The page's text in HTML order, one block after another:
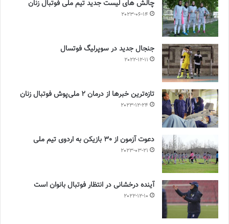
چالش هاى ليست جدید تيم ملى فوتبال زنان
2023-06-14
جنجال جدید در سوپرلیگ فوتسال
2022-12-11
تازه‌ترین خبرها از درمان ۲ ملی‌پوش فوتبال زنان
2023-12-24
دعوت آزمون از 30 بازیکن به اردوی تیم ملی
2023-03-21
آینده درخشانی در انتظار فوتبال بانوان است
2022-12-10